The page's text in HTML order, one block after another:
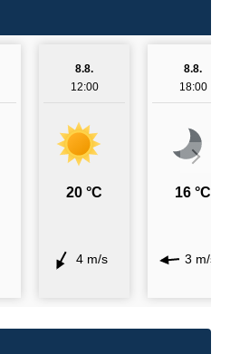
8.8.
12:00
20 °C
4 m/s
8.8.
18:00
16 °C
3 m/s